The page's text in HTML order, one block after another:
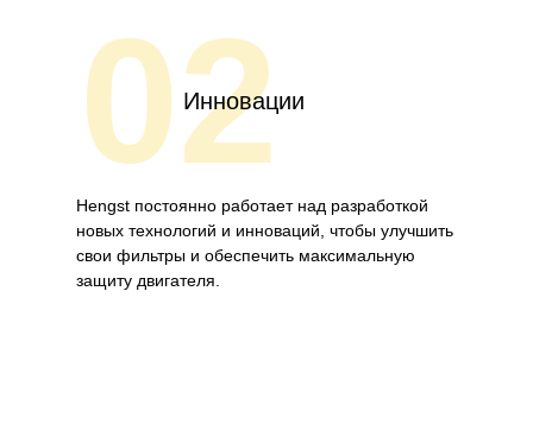
02
Инновации
Hengst постоянно работает над разработкой
новых технологий и инноваций, чтобы улучшить
свои фильтры и обеспечить максимальную
защиту двигателя.